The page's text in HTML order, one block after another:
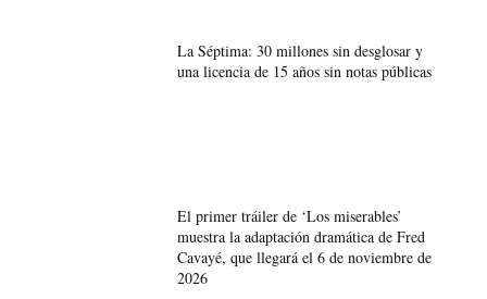
La Séptima: 30 millones sin desglosar y
una licencia de 15 años sin notas públicas
El primer tráiler de ‘Los miserables’
muestra la adaptación dramática de Fred
Cavayé, que llegará el 6 de noviembre de
2026